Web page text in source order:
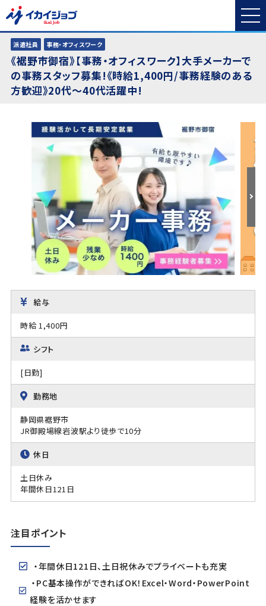
派遣社員 事務・オフィスワーク
《裾野市御宿》【事務・オフィスワーク】大手メーカーで
の事務スタッフ募集!《時給1,400円/事務経験のある
方歓迎》20代～40代活躍中!
給与
時給 1,400円
シフト
[日勤]
勤務地
静岡県裾野市
JR御殿場線岩波駅より徒歩で10分
休日
土日休み
年間休日121日
注目ポイント
・年間休日121日、土日祝休みでプライベートも充実
・PC基本操作ができればOK！Excel・Word・PowerPoint
経験を活かせます